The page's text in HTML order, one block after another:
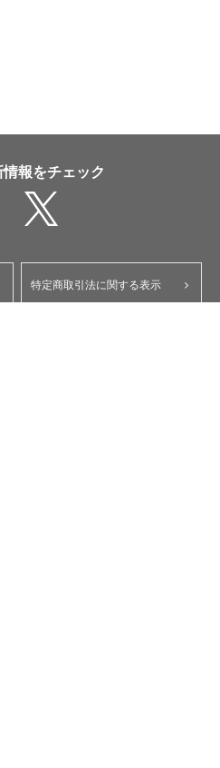
報をチェック
特定商取引法に関する表示